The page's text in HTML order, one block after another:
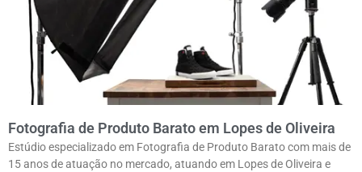
Fotografia de Produto Barato em Lopes de Oliveira
Estúdio especializado em Fotografia de Produto Barato com mais de
15 anos de atuação no mercado, atuando em Lopes de Oliveira e